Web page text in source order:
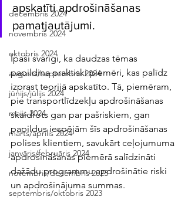
decembris 2024
novembris 2024
oktobris 2024
augusts/septembris 2024
jūnijs/jūlijs 2024
maijs 2024
marts/aprīlis 2024
janvāris/februāris 2024
novembris/decembris 2023
septembris/oktobris 2023
apskatīti apdrošināšanas
pamatjautājumi.
Īpaši svarīgi, ka daudzas tēmas
papildina praktiski piemēri, kas palīdz
izprast teorijā apskatīto. Tā, piemēram,
pie transportlīdzekļu apdrošināšanas
skaidrots gan par pašriskiem, gan
papildus iespējām šīs apdrošināšanas
polises klientiem, savukārt ceļojumuma
apdrošināšanas piemērā salīdzināti
dažādu programmu apdrošinātie riski
un apdrošinājuma summas.